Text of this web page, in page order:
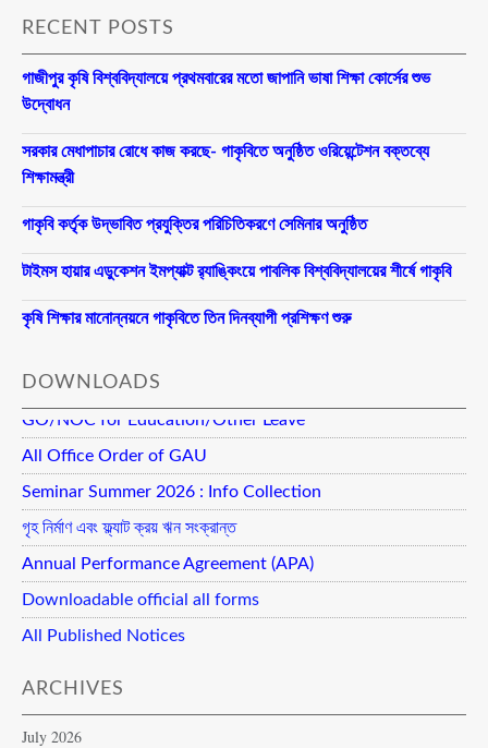
RECENT POSTS
গাজীপুর কৃষি বিশ্ববিদ্যালয়ে প্রথমবারের মতো জাপানি ভাষা শিক্ষা কোর্সের শুভ
উদ্বোধন
সরকার মেধাপাচার রোধে কাজ করছে- গাকৃবিতে অনুষ্ঠিত ওরিয়েন্টেশন বক্তব্যে
শিক্ষামন্ত্রী
গাকৃবি কর্তৃক উদ্ভাবিত প্রযুক্তির পরিচিতিকরণে সেমিনার অনুষ্ঠিত
টাইমস হায়ার এডুকেশন ইমপ্যাক্ট র‍্যাঙ্কিংয়ে পাবলিক বিশ্ববিদ্যালয়ের শীর্ষে গাকৃবি
কৃষি শিক্ষার মানোন্নয়নে গাকৃবিতে তিন দিনব্যাপী প্রশিক্ষণ শুরু
DOWNLOADS
GO/NOC for Education/Other Leave
All Office Order of GAU
Seminar Summer 2026 : Info Collection
গৃহ নির্মাণ এবং ফ্ল্যাট ক্রয় ঋন সংক্রান্ত
Annual Performance Agreement (APA)
Downloadable official all forms
All Published Notices
ARCHIVES
July 2026